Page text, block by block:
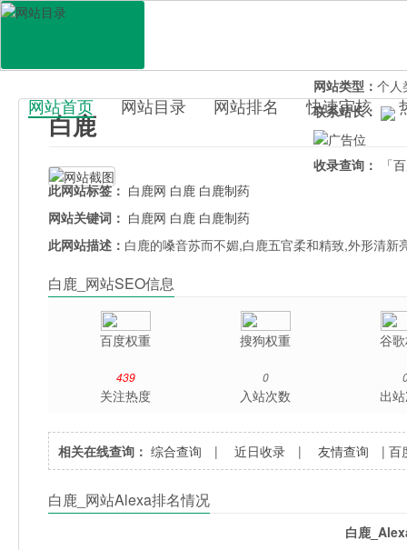
百科目录
网站首页 网站目录 网站排名 快速审核
白鹿
网站类型： 个人
联系站长：
收录查询：
「
此网站标签： 白鹿网 白鹿 白鹿制药
网站关键词： 白鹿网 白鹿 白鹿制药
此网站描述： 白鹿的嗓音苏而不媚,白鹿五官柔和精致,外形清
白鹿_网站SEO信息
百度权重 搜狗权重 谷
439
关注热度
0
入站次数 出
相关在线查询： 综合查询 |近日收录 |友情查询 |百
白鹿_网站Alexa排名情况
白鹿